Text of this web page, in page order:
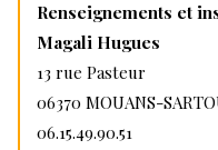
Renseignements et
Magali Hugues
13 rue Pasteur
06370 MOUANS-
06.15.49.90.51